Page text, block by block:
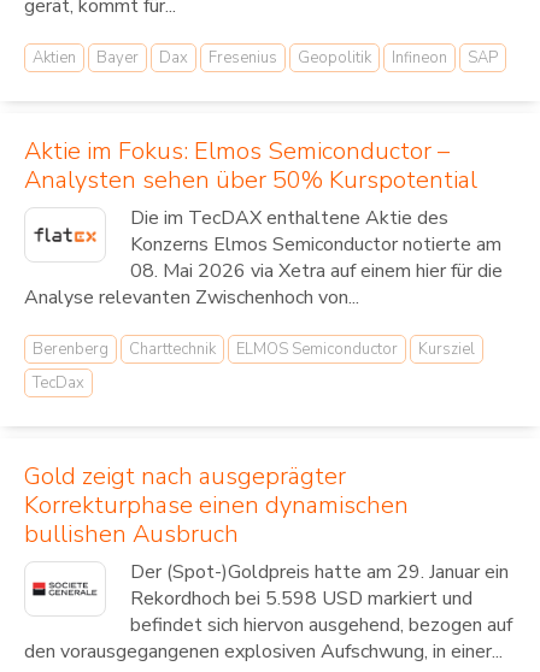
gerät, kommt für...
Aktien Bayer Dax Fresenius Geopolitik Infineon SAP
Aktie im Fokus: Elmos Semiconductor –
Analysten sehen über 50% Kurspotential
Die im TecDAX enthaltene Aktie des
Konzerns Elmos Semiconductor notierte am
08. Mai 2026 via Xetra auf einem hier für die
Analyse relevanten Zwischenhoch von...
Berenberg Charttechnik ELMOS Semiconductor
Kursziel
TecDax
Gold zeigt nach ausgeprägter
Korrekturphase einen dynamischen
bullishen Ausbruch
Der (Spot-)Goldpreis hatte am 29. Januar ein
Rekordhoch bei 5.598 USD markiert und
befindet sich hiervon ausgehend, bezogen auf
den vorausgegangenen explosiven Aufschwung, in einer...